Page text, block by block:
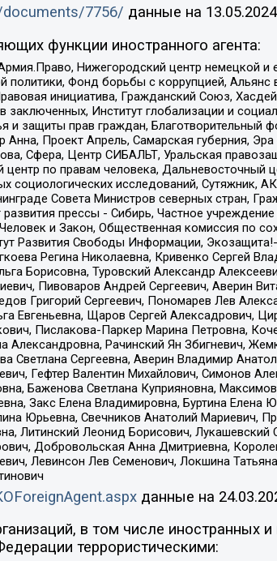
7756/ данные на 13.05.2024
функции иностранного агента:
Нижегородский центр немецкой
политики, Фонд борьбы с коррупцией,
инициатива, Гражданский Союз,
заключенных, Институт глобализации и
и защиты прав граждан,
Анна, Проект Апрель, Самарская губерния,
Сфера, Центр СИБАЛЬТ, Уральская
центр по правам человека, Дальневосточный
социологических исследований,
Совета Министров северных стран,
прессы - Сибирь, Частное
и Закон, Общественная комиссия по
Развития Свободы Информации,
Регина Николаевна, Кривенко Сергей
Борисовна, Туровский Александр
Пивоваров Андрей Сергеевич, Аверин
Григорий Сергеевич, Пономарев Лев
Евгеньевна, Щаров Сергей Алексадрович,
Пислакова-Паркер Марина Петровна,
Александровна, Рачинский Ян Збигневич,
Светлана Сергеевна, Аверин Владимир
Гефтер Валентин Михайлович, Симонов
Баженова Светлана Куприяновна,
Закс Елена Владимировна, Буртина
Юрьевна, Свечников Анатолий Мариевич,
Литинский Леонид Борисович,
Добровольская Анна Дмитриевна,
Левинсон Лев Семенович, Локшина
данные на
в том числе иностранных
террористическими: